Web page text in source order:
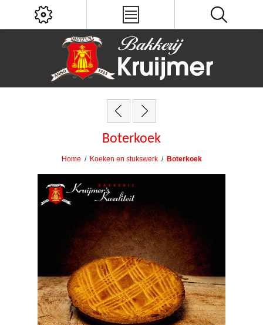
Boterkoek
Home / Koeken en stukswerk / Boterkoek